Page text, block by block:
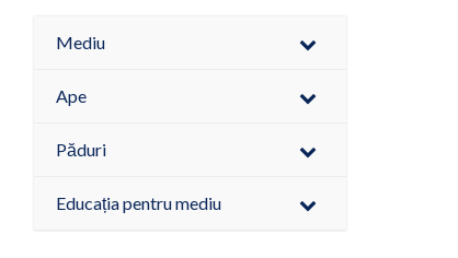
Mediu
Ape
Păduri
Educația pentru mediu